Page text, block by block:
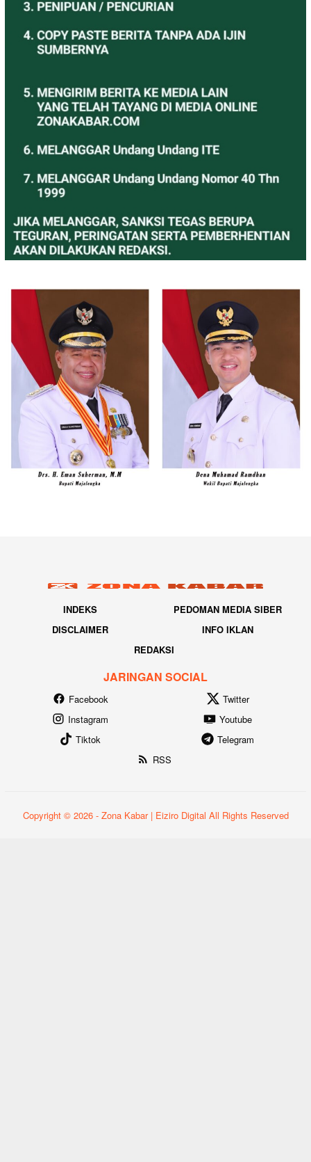
INDEKS
PEDOMAN MEDIA SIBER
DISCLAIMER
INFO IKLAN
REDAKSI
JARINGAN SOCIAL
Facebook
Twitter
Instagram
Youtube
Tiktok
Telegram
RSS
Copyright © 2026 - Zona Kabar | Eiziro Digital All Rights Reserved